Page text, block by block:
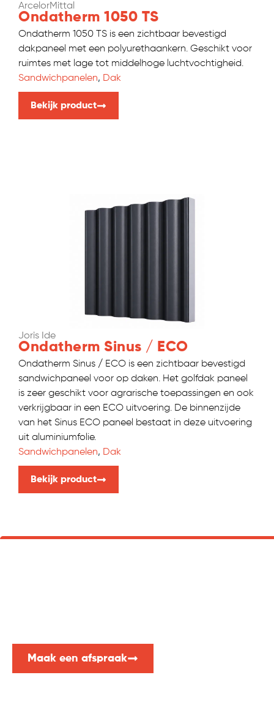
ArcelorMittal
Ondatherm 1050 TS
Ondatherm 1050 TS is een zichtbaar bevestigd
dakpaneel met een polyurethaankern. Geschikt voor
ruimtes met lage tot middelhoge luchtvochtigheid.
Sandwichpanelen, Dak
Bekijk product
Joris Ide
Ondatherm Sinus / ECO
Ondatherm Sinus / ECO is een zichtbaar bevestigd
sandwichpaneel voor op daken. Het golfdak paneel
is zeer geschikt voor agrarische toepassingen en ook
verkrijgbaar in een ECO uitvoering. De binnenzijde
van het Sinus ECO paneel bestaat in deze uitvoering
uit aluminiumfolie.
Sandwichpanelen, Dak
Bekijk product
Maak een afspraak